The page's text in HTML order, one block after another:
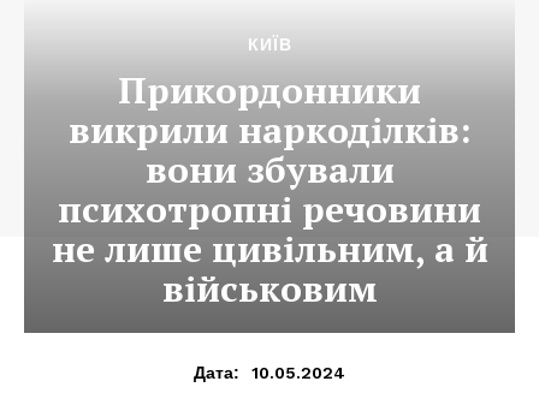
КИЇВ
Прикордонники
викрили наркоділків:
вони збували
психотропні речовини
не лише цивільним, а й
військовим
Дата: 10.05.2024